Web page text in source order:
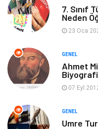
Hizmet
Aksesuar
7. Sınıf
Neden
23 Oca
GENEL
Ahmet
07 Eyl
GENEL
Umre